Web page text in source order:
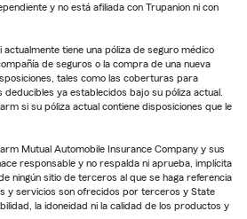
y no está afiliada con Trupanion ni con
actualmente tiene una póliza de seguro médico
de seguros o la compra de una nueva
tales como las coberturas para
ya establecidos bajo su póliza actual.
si su póliza actual contiene disposiciones que le
Mutual Automobile Insurance Company y sus
responsable y no respalda ni aprueba, implícita
ningún sitio de terceros al que se haga referencia
y servicios son ofrecidos por terceros y State
la idoneidad ni la calidad de los productos y